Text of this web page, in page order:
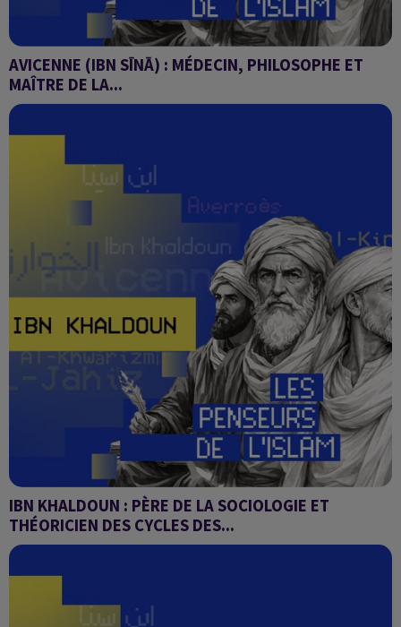
AVICENNE (IBN SĪNĀ) : MÉDECIN, PHILOSOPHE ET
MAÎTRE DE LA...
Les penseurs de l'Islam
IBN KHALDOUN : PÈRE DE LA SOCIOLOGIE ET
THÉORICIEN DES CYCLES DES...
Les penseurs de l'Islam